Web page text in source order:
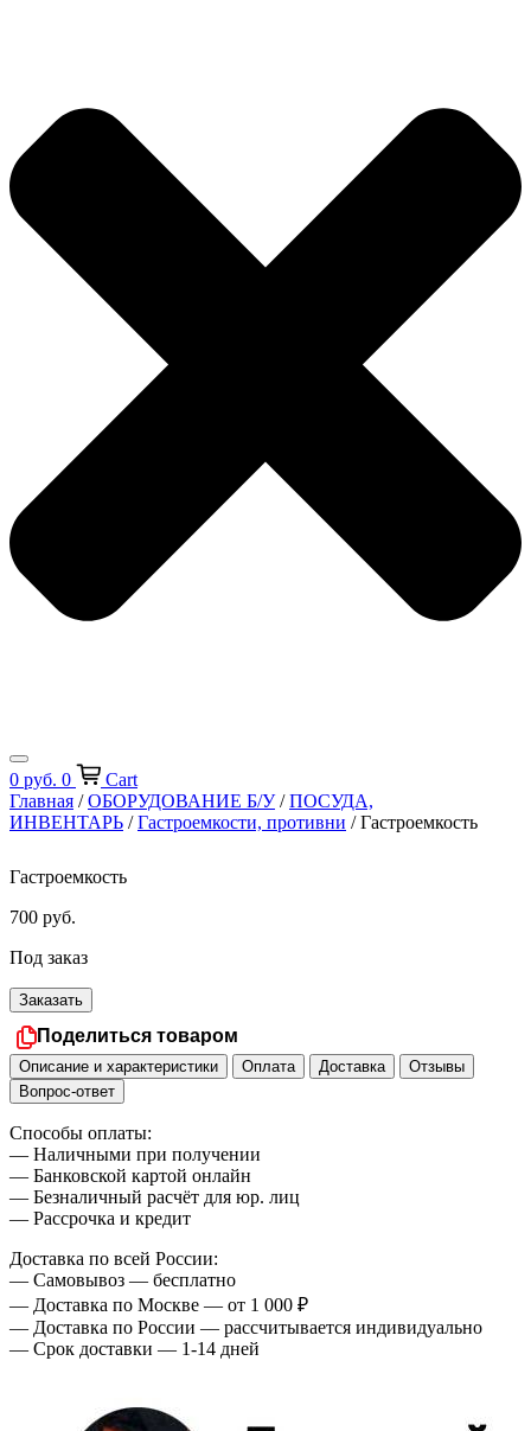
0 руб. 0
Cart
Главная /ОБОРУДОВАНИЕ Б/У/ПОСУДА,
ИНВЕНТАРЬ /Гастроемкости, противни / Гастроемкость
Гастроемкость
700 руб.
Под заказ
Заказать
Поделиться товаром
Описание и характеристики Оплата Доставка
Отзывы
Вопрос-ответ
Способы оплаты:
— Наличными при получении
— Банковской картой онлайн
— Безналичный расчёт для юр. лиц
— Рассрочка и кредит
Доставка по всей России:
— Самовывоз — бесплатно
— Доставка по Москве — от 1 000 ₽
— Доставка по России — рассчитывается индивидуально
— Срок доставки — 1-14 дней